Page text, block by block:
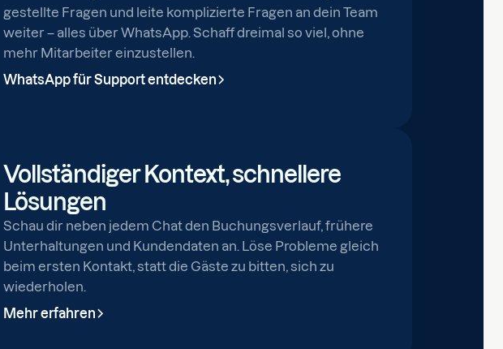
gestellte Fragen und leite komplizierte Fragen an dein Team
weiter – alles über WhatsApp. Schaff dreimal so viel, ohne
mehr Mitarbeiter einzustellen.
WhatsApp für Support entdecken
Vollständiger Kontext, schnellere
Lösungen
Schau dir neben jedem Chat den Buchungsverlauf, frühere
Unterhaltungen und Kundendaten an. Löse Probleme gleich
beim ersten Kontakt, statt die Gäste zu bitten, sich zu
wiederholen.
Mehr erfahren